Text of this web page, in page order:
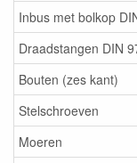
Inbus met bolkop
Draadstangen DIN
Bouten (zes kant)
Stelschroeven
Moeren